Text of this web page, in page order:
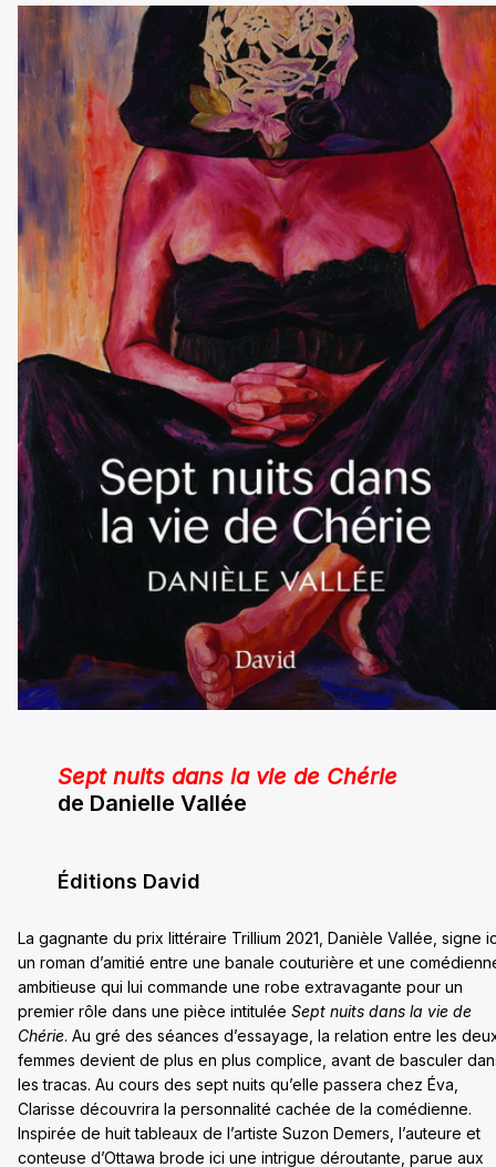
Sept nuits dans la vie de Chérie
de Danielle Vallée
Éditions David
La gagnante du prix littéraire Trillium 2021, Danièle Vallée, signe
un roman d’amitié entre une banale couturière et une
ambitieuse qui lui commande une robe extravagante pour un
premier rôle dans une pièce intitulée Sept nuits dans la vie de
Chérie. Au gré des séances d’essayage, la relation entre les
femmes devient de plus en plus complice, avant de basculer
les tracas. Au cours des sept nuits qu’elle passera chez Éva,
Clarisse découvrira la personnalité cachée de la comédienne.
Inspirée de huit tableaux de l’artiste Suzon Demers, l’auteure et
conteuse d’Ottawa brode ici une intrigue déroutante, parue aux